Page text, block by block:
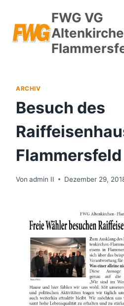
springen
FWG VG
ARCHIV
Besuch des
Flammersfeld
Von admin II Dezember 29,